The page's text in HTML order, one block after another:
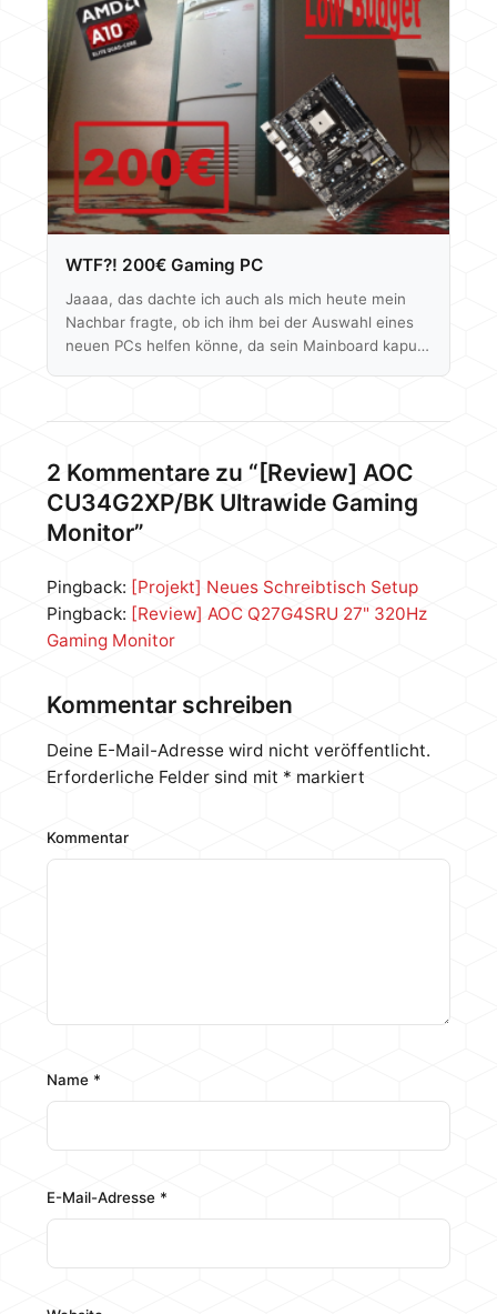
Ob der Monitor aber auch abliefert, werden wir
herausfinden. Mittels Spyder 5 können wir auch auf
die Bildqualität, Farbabweichung etc. eingehen und
auch schauen was eine Farbkalibrierung…
WTF?! 200€ Gaming PC
Jaaaa, das dachte ich auch als mich heute mein
Nachbar fragte, ob ich ihm bei der Auswahl eines
neuen PCs helfen könne, da sein Mainboard kaputt
Ziel wäre auch nur "Call of Duty Modern Warfare 3"
auf mittleren Details spielen zu können, dachte ich
mir dann: Challenge…
2 Kommentare zu “[Review] AOC
CU34G2XP/BK Ultrawide Gaming
Monitor”
Pingback: [Projekt] Neues Schreibtisch Setup
Pingback: [Review] AOC Q27G4SRU 27" 320Hz
Gaming Monitor
Kommentar schreiben
Deine E-Mail-Adresse wird nicht veröffentlicht.
Erforderliche Felder sind mit * markiert
Kommentar
Name *
E-Mail-Adresse *